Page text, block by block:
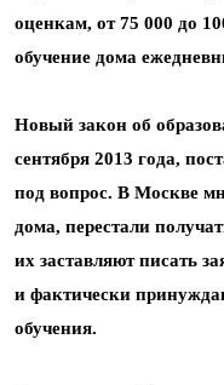
оценкам, от 75 000 до
обучение дома
Новый закон об
сентября 2013 года,
под вопрос. В Москве
дома, перестали
их заставляют писать
и фактически
обучения.